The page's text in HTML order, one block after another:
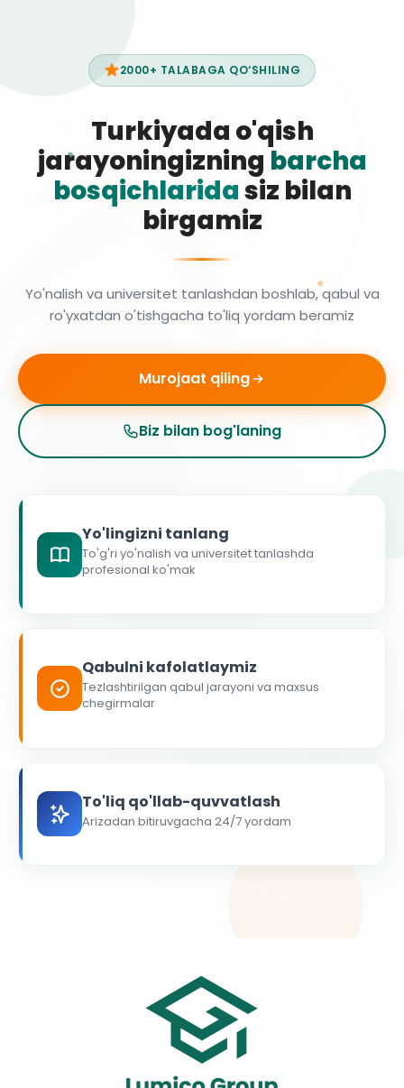
2000+ TALABAGA QO‘SHILING
Turkiyada o'qish
jarayoningizning barcha
bosqichlaridasiz bilan
birgamiz
Yo'nalish va universitet tanlashdan boshlab, qabul va
ro'yxatdan o'tishgacha to'liq yordam beramiz
Murojaat qiling
Biz bilan bog'laning
Yo'lingizni tanlang
To'g'ri yo'nalish va universitet tanlashda
profesional ko'mak
Qabulni kafolatlaymiz
Tezlashtirilgan qabul jarayoni va maxsus
chegirmalar
To'liq qo'llab-quvvatlash
Arizadan bitiruvgacha 24/7 yordam